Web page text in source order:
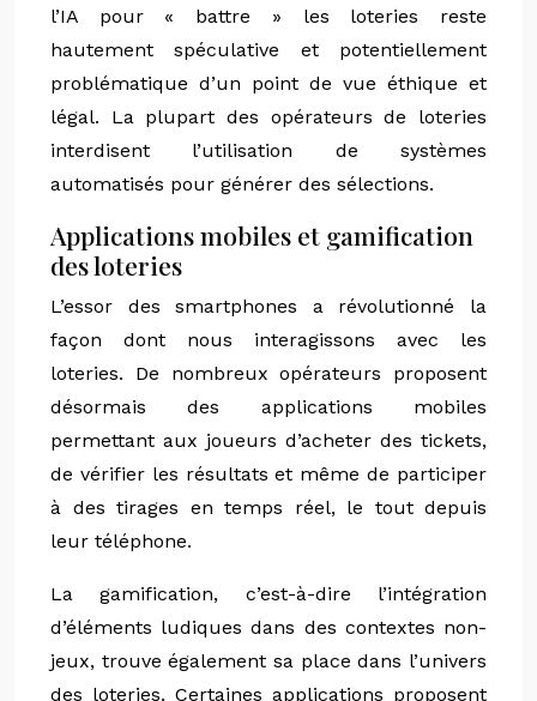
l’IA pour « battre » les loteries reste
hautement spéculative et potentiellement
problématique d’un point de vue éthique et
légal. La plupart des opérateurs de loteries
interdisent l’utilisation de systèmes
automatisés pour générer des sélections.
Applications mobiles et gamification
des loteries
L’essor des smartphones a révolutionné la
façon dont nous interagissons avec les
loteries. De nombreux opérateurs proposent
désormais des applications mobiles
permettant aux joueurs d’acheter des tickets,
de vérifier les résultats et même de participer
à des tirages en temps réel, le tout depuis
leur téléphone.
La gamification, c’est-à-dire l’intégration
d’éléments ludiques dans des contextes non-
jeux, trouve également sa place dans l’univers
des loteries. Certaines applications proposent